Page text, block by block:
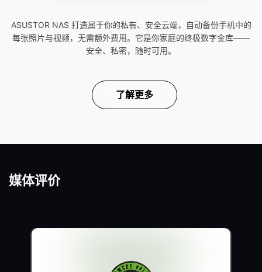
ASUSTOR NAS 打造属于你的私有、安全云端，自动备份手机中的
每张照片与视频，无需额外费用。它是你家庭的终极数字金库——
安全、私密，随时可用。
了解更多
媒体评价